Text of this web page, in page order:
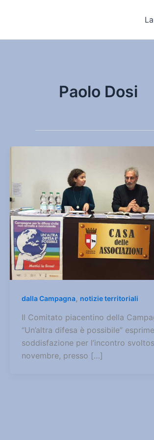
Paolo Dosi
dalla Campagna, notizie territoriali
Il Comitato piacentino della
“Un’altra difesa è possibile”
soddisfazione per l’incontro
novembre, presso […]